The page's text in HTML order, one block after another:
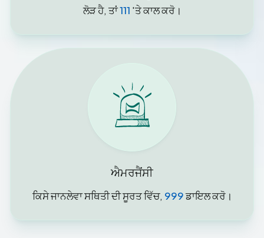
ਲੋੜ ਹੈ, ਤਾਂ111 'ਤੇ ਕਾਲ ਕਰੋ।
ਐਮਰਜੈਂਸੀ
ਕਿਸੇ ਜਾਨਲੇਵਾ ਸਥਿਤੀ ਦੀ ਸੂਰਤ ਵਿੱਚ, 999ਡਾਇਲ ਕਰੋ।